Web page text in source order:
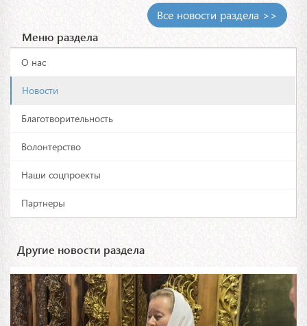
Все новости раздела >>
Меню раздела
О нас
Новости
Благотворительность
Волонтерство
Наши соцпроекты
Партнеры
Другие новости раздела